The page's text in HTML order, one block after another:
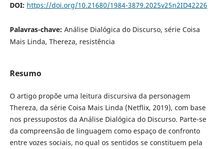
DOI: https://doi.org/10.21680/1984-3879.2025v25n2ID42226
Palavras-chave: Análise Dialógica do Discurso, série Coisa
Mais Linda, Thereza, resistência
Resumo
O artigo propõe uma leitura discursiva da personagem
Thereza, da série Coisa Mais Linda (Netflix, 2019), com base
nos pressupostos da Análise Dialógica do Discurso. Parte-se
da compreensão de linguagem como espaço de confronto
entre vozes sociais, no qual os sentidos se constituem pela